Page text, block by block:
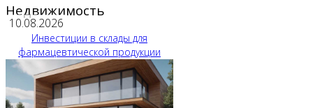
Недвижимость
10.08.2026
Инвестиции в склады для
фармацевтической продукции